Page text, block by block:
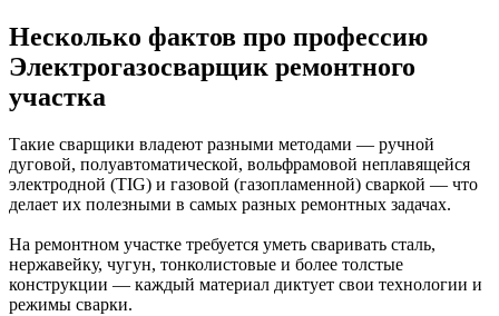
Несколько фактов про профессию
Электрогазосварщик ремонтного
участка
Такие сварщики владеют разными методами — ручной
дуговой, полуавтоматической, вольфрамовой неплавящейся
электродной (TIG) и газовой (газопламенной) сваркой — что
делает их полезными в самых разных ремонтных задачах.
На ремонтном участке требуется уметь свари­вать сталь,
нержавейку, чугун, тонколистовые и более толстые
конструкции — каждый материал диктует свои технологии и
режимы сварки.